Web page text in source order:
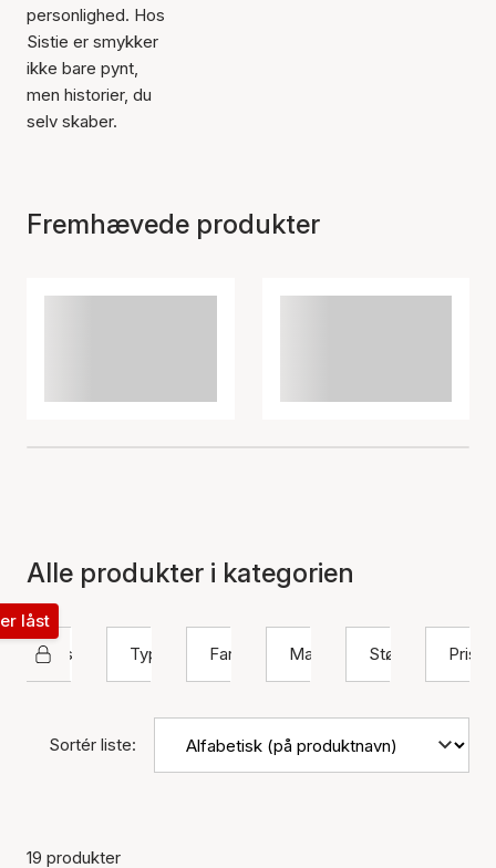
personlighed. Hos
Sistie er smykker
ikke bare pynt,
men historier, du
selv skaber.
Fremhævede produkter
Alle produkter i kategorien
Sistie
låst
Type
Farve Materiale Størrelse Pris
Sortér liste:
19 produkter